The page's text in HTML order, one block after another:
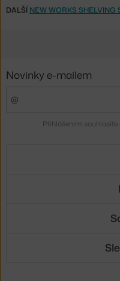
DALŠÍ NEW WORKS SHELVING
Novinky e-mailem
Přihlášením souhlasíte